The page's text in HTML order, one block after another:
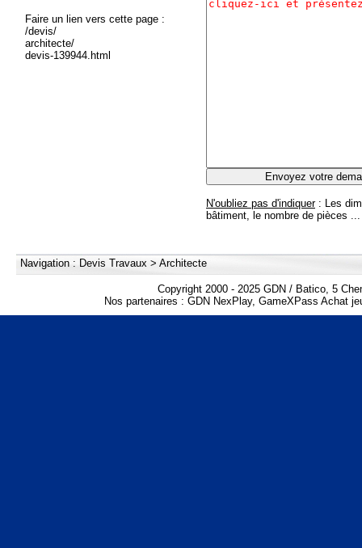
Faire un lien vers cette page :
/devis/
architecte/
devis-139944.html
N'oubliez pas d'indiquer: Les
bâtiment, le nombre de pièces ...
Navigation : Devis Travaux > Architecte
Copyright 2000 - 2025 GDN / Batico, 5
Nos partenaires : GDN NexPlay, GameXPass Achat